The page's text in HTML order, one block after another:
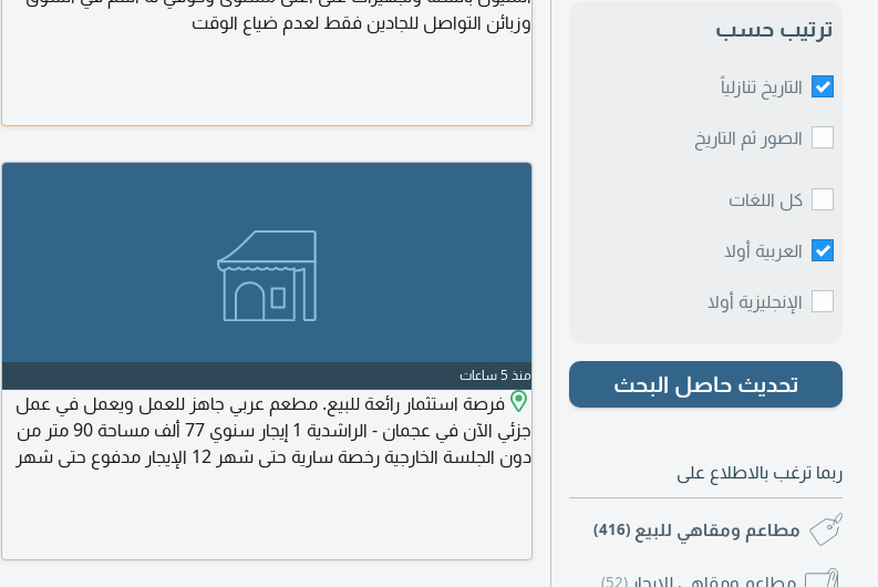
ترتيب حسب
التاريخ تنازلياً
الصور ثم التاريخ
كل اللغات
العربية أولا
الإنجليزية أولا
تحديث حاصل البحث
ربما ترغب بالاطلاع على
مطاعم ومقاهي للبيع (416)
(52)
وزبائن التواصل للجادين فقط لعدم ضياع الوقت
منذ 5 ساعات
فرصة استثمار رائعة للبيع. مطعم عربي جاهز للعمل ويعمل في عمل
جزئي الآن في عجمان - الراشدية 1 إيجار سنوي 77 ألف مساحة 90 متر من
دون الجلسة الخارجية رخصة سارية حتى شهر 12 الإيجار مدفوع حتى شهر